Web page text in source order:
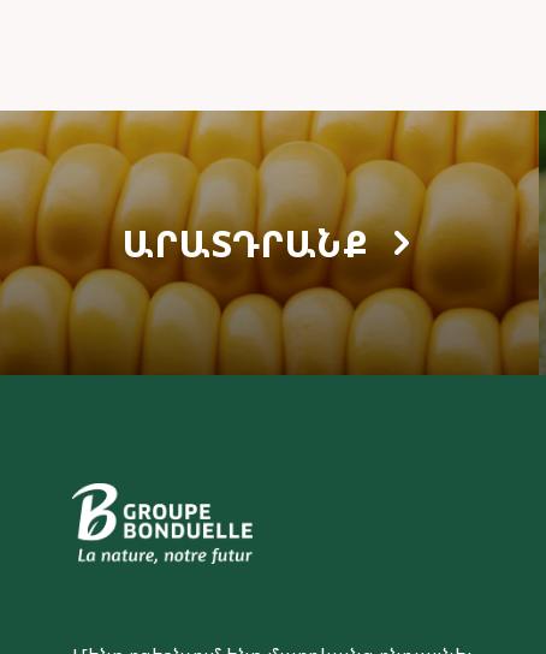
ԱՐԱՏԴՐԱՆՔ